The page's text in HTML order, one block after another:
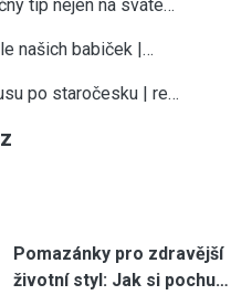
tip nejen na sváte…
našich babiček |…
po staročesku | re…
Pomazánky pro zdravější
životní styl: Jak si pochu…